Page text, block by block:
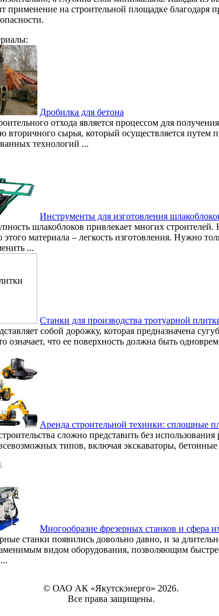
применение на строительной площадке благодаря
Дробилка для бетона
отхода является процессом для
вторичного сырья, который осуществляется путем
технологий ...
Инструменты для изготовления
шлакоблоков привлекает многих
материала – легкость изготовления. Нужно
...
Станки для производства тротуарной
собой дорожку, которая предназначена
означает, что ее поверхность должна быть
Аренда строительной техники: сплошные
сложно представить без использования
типов, включая экскаваторы,
Многообразие фрезерных станков и сфера
станки появились довольно давно, и за
видом оборудования, позволяющим
© ОАО АК «Якутскэнерго» 2026.
Все права защищены.